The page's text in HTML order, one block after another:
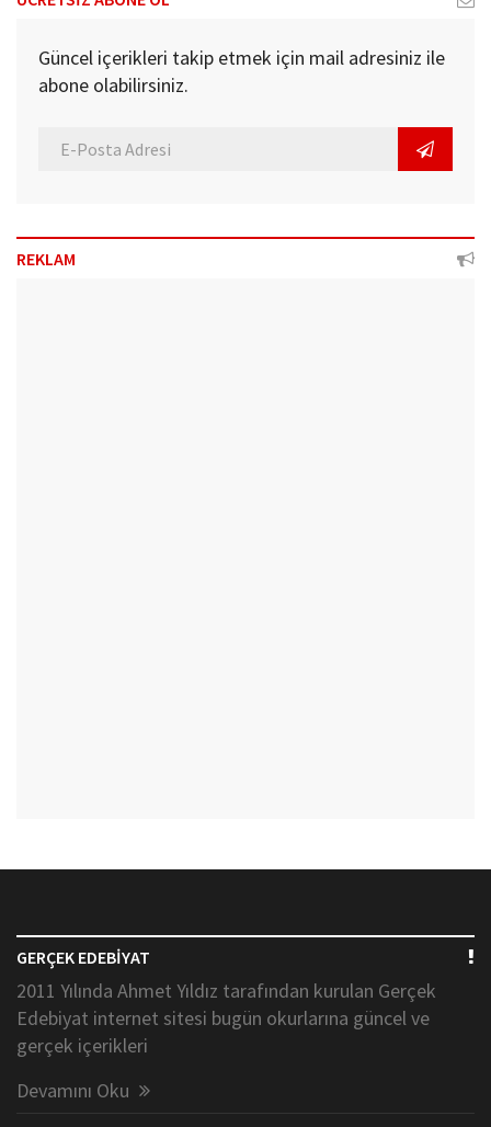
Güncel içerikleri takip etmek için mail adresiniz ile
abone olabilirsiniz.
REKLAM
GERÇEK EDEBİYAT
2011 Yılında Ahmet Yıldız tarafından kurulan Gerçek
Edebiyat internet sitesi bugün okurlarına güncel ve
gerçek içerikleri
Devamını Oku